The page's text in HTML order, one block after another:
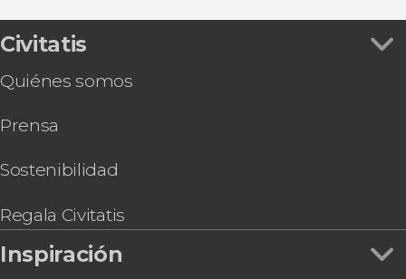
Civitatis
Quiénes somos
Prensa
Sostenibilidad
Regala Civitatis
Inspiración